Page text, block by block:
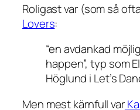
Roligast var (som så
Lovers:
“en avdankad
happen”, typ som
Höglund i Let’s
Men mest kärnfull var